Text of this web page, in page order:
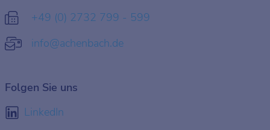
+49 (0) 2732 799 - 599
info@achenbach.de
Folgen Sie uns
LinkedIn